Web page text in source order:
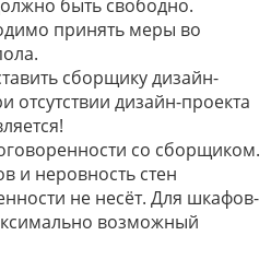
быть свободно.
принять меры во
сборщику дизайн-
отсутствии дизайн-проекта
со сборщиком.
и неровность стен
не несёт. Для шкафов-
возможный